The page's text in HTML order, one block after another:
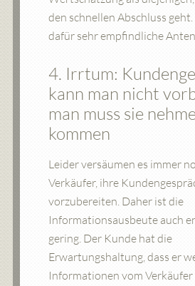
den schnellen Abschluss
dafür sehr empfindliche
4. Irrtum:
kann man nicht
man muss sie
kommen
Leider versäumen es immer
Verkäufer, ihre
vorzubereiten. Daher ist die
Informationsausbeute auch
gering. Der Kunde hat die
Erwartungshaltung, dass er
Informationen vom Verkäufer